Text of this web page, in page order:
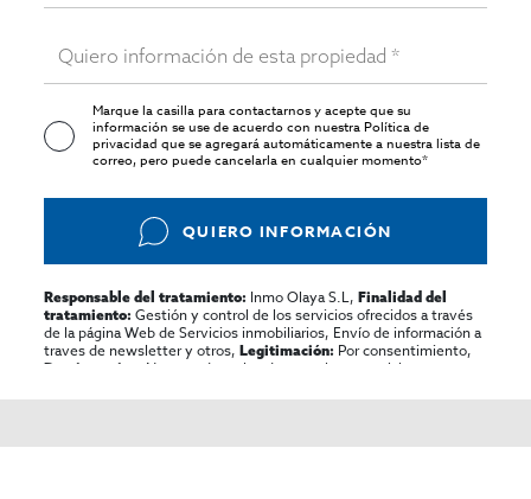
Marque la casilla para contactarnos y acepte que su
información se use de acuerdo con nuestraPolítica de
privacidadque se agregará automáticamente a nuestra lista de
correo, pero puede cancelarla en cualquier momento*
QUIERO INFORMACIÓN
Responsable del tratamiento: Inmo Olaya S.L,Finalidad del
tratamiento: Gestión y control de los servicios ofrecidos a través
de la página Web de Servicios inmobiliarios, Envío de información a
traves de newsletter y otros,Legitimación: Por consentimiento,
Destinatarios:
No se cederan los datos, salvo para elaborar
rectificar y suprimir los datos, solicitar la portabilidad de los